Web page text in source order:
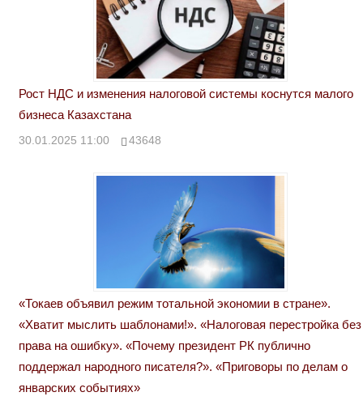
Рост НДС и изменения налоговой системы коснутся малого
бизнеса Казахстана
30.01.2025 11:00 43648
«Токаев объявил режим тотальной экономии в стране».
«Хватит мыслить шаблонами!». «Налоговая перестройка без
права на ошибку». «Почему президент РК публично
поддержал народного писателя?». «Приговоры по делам о
январских событиях»